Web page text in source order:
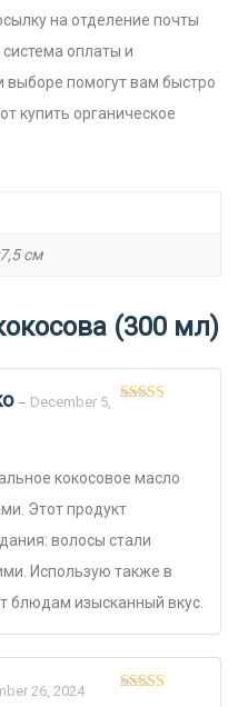
на отделение почты
оплаты и
помогут вам быстро
купить органическое
см
(300 мл)
– December 5,
кокосовое масло
Этот продукт
волосы стали
Использую также в
блюдам изысканный вкус.
26, 2024